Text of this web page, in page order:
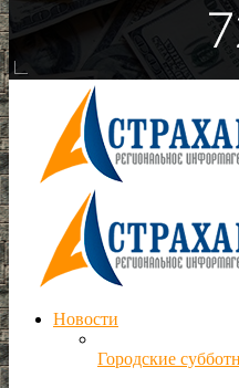
Новости
Городские